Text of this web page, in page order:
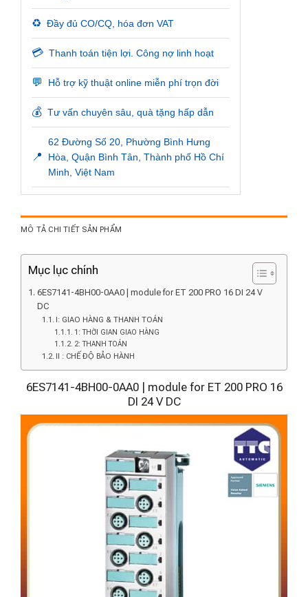
♻️ Đầy đủ CO/CQ, hóa đơn VAT
💳 Thanh toán tiện lợi. Công nợ linh hoạt
💬 Hỗ trợ kỹ thuật online miễn phí trọn đời
💰 Tư vấn chuyên sâu, quà tặng hấp dẫn
📍
62 Đường Số 20, Phường Bình Hưng
Hòa, Quận Bình Tân, Thành phố Hồ Chí
Minh, Việt Nam
MÔ TẢ CHI TIẾT SẢN PHẨM
Mục lục chính
6ES7141-4BH00-0AA0 | module for ET 200 PRO 16 DI 24 V
DC
I: GIAO HÀNG & THANH TOÁN
1: THỜI GIAN GIAO HÀNG
2: THANH TOÁN
II : CHẾ ĐỘ BẢO HÀNH
6ES7141-4BH00-0AA0 | module for ET 200 PRO 16
DI 24 V DC